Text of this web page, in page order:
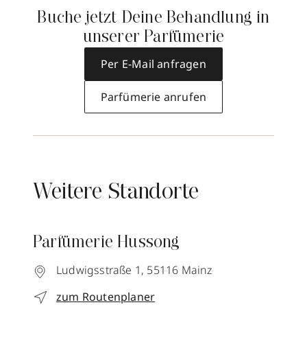
Buche jetzt Deine Behandlung in
unserer Parfümerie
Per E-Mail anfragen
Parfümerie anrufen
Weitere Standorte
Parfümerie Hussong
Ludwigsstraße 1, 55116 Mainz
zum Routenplaner